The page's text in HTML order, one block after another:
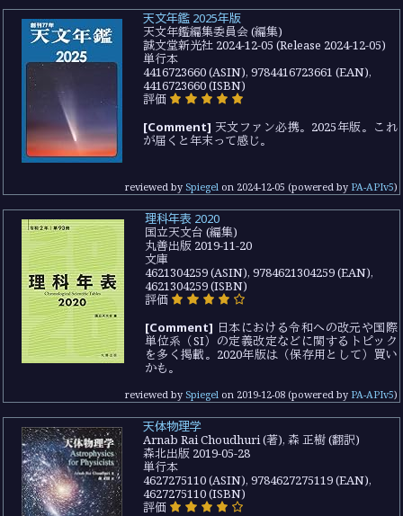
天文年鑑 2025年版
天文年鑑編集委員会 (編集)
誠文堂新光社 2024-12-05 (Release 2024-12-05)
単行本
4416723660 (ASIN), 9784416723661 (EAN),
4416723660 (ISBN)
評価
[Comment] 天文ファン必携。2025年版。これ
が届くと年末って感じ。
reviewed by Spiegel on 2024-12-05 (powered by PA-APIv5)
理科年表 2020
国立天文台 (編集)
丸善出版 2019-11-20
文庫
4621304259 (ASIN), 9784621304259 (EAN),
4621304259 (ISBN)
評価
[Comment] 日本における令和への改元や国際
単位系（SI）の定義改定などに関するトピック
を多く掲載。2020年版は（保存用として）買い
かも。
reviewed by Spiegel on 2019-12-08(powered by PA-APIv5)
天体物理学
Arnab Rai Choudhuri (著), 森 正樹 (翻訳)
森北出版 2019-05-28
単行本
4627275110 (ASIN), 9784627275119 (EAN),
4627275110 (ISBN)
評価